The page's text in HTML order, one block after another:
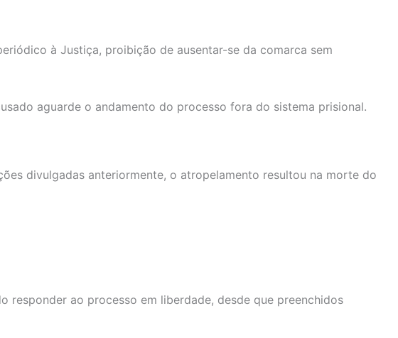
à Justiça, proibição de ausentar-se da comarca sem
aguarde o andamento do processo fora do sistema prisional.
divulgadas anteriormente, o atropelamento resultou na morte do
ao processo em liberdade, desde que preenchidos